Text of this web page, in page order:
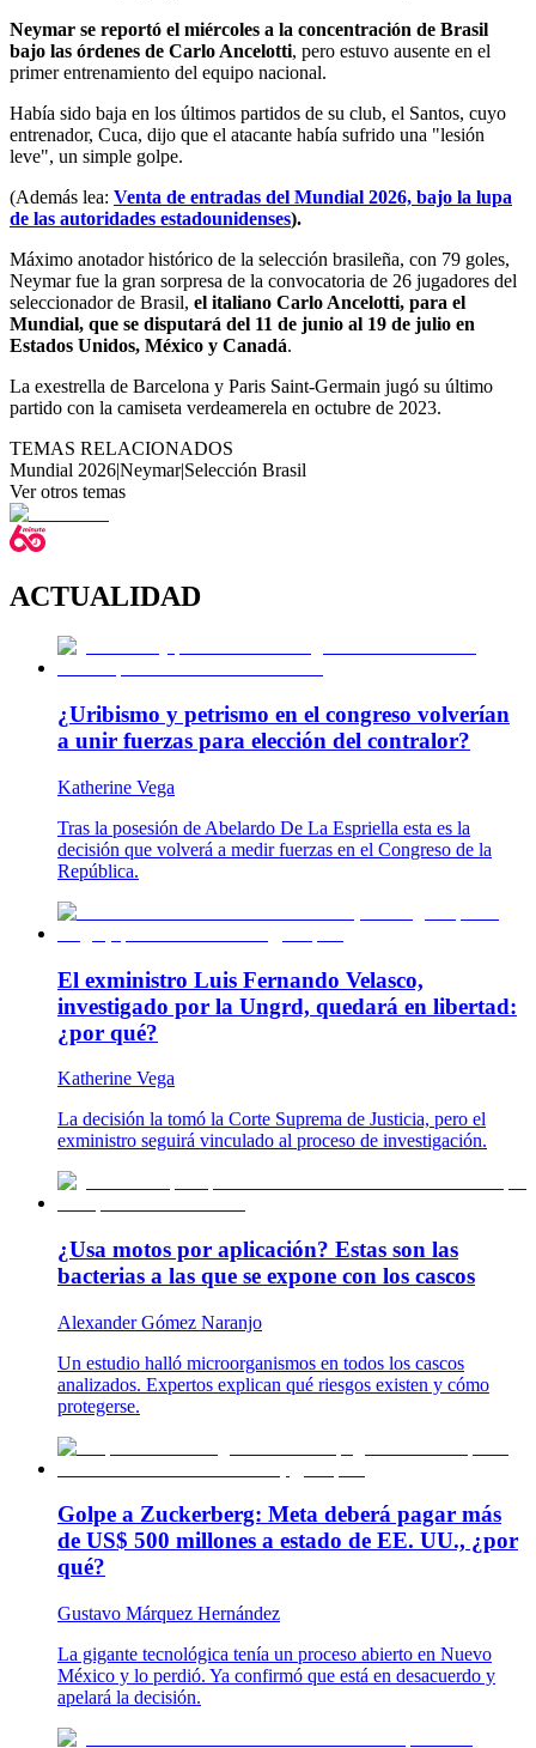
Neymar se reportó el miércoles a la concentración de Brasil
bajo las órdenes de Carlo Ancelotti, pero estuvo ausente en el
primer entrenamiento del equipo nacional.
Había sido baja en los últimos partidos de su club, el Santos, cuyo
entrenador, Cuca, dijo que el atacante había sufrido una "lesión
leve", un simple golpe.
(Además lea: Venta de entradas del Mundial 2026, bajo la lupa
de las autoridades estadounidenses).
Máximo anotador histórico de la selección brasileña, con 79 goles,
Neymar fue la gran sorpresa de la convocatoria de 26 jugadores del
seleccionador de Brasil, el italiano Carlo Ancelotti, para el
Mundial, que se disputará del 11 de junio al 19 de julio en
Estados Unidos, México y Canadá.
La exestrella de Barcelona y Paris Saint-Germain jugó su último
partido con la camiseta verdeamerela en octubre de 2023.
TEMAS RELACIONADOS
Mundial 2026|Neymar|Selección Brasil
Ver otros temas
ACTUALIDAD
¿Uribismo y petrismo en el congreso volverían
a unir fuerzas para elección del contralor?
Katherine Vega
Tras la posesión de Abelardo De La Espriella esta es la
decisión que volverá a medir fuerzas en el Congreso de la
República.
El exministro Luis Fernando Velasco,
investigado por la Ungrd, quedará en libertad:
¿por qué?
Katherine Vega
La decisión la tomó la Corte Suprema de Justicia, pero el
exministro seguirá vinculado al proceso de investigación.
¿Usa motos por aplicación? Estas son las
bacterias a las que se expone con los cascos
Alexander Gómez Naranjo
Un estudio halló microorganismos en todos los cascos
analizados. Expertos explican qué riesgos existen y cómo
protegerse.
Golpe a Zuckerberg: Meta deberá pagar más
de US$ 500 millones a estado de EE. UU., ¿por
qué?
Gustavo Márquez Hernández
La gigante tecnológica tenía un proceso abierto en Nuevo
México y lo perdió. Ya confirmó que está en desacuerdo y
apelará la decisión.